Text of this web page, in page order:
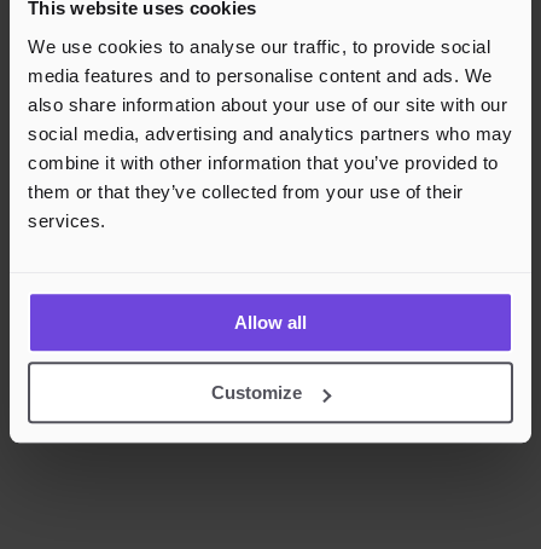
This website uses cookies
We use cookies to analyse our traffic, to provide social
media features and to personalise content and ads. We
also share information about your use of our site with our
social media, advertising and analytics partners who may
combine it with other information that you’ve provided to
them or that they’ve collected from your use of their
services.
Allow all
Customize
Rask og sikker betalingsbehandling